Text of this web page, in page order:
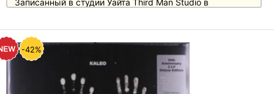
Записанный в студии Уайта Third Man Studio в
нашумевшего альбома 2024 года "No Name". 13 треков
с разным звучанием и настроением, "Frozen Charlotte" -
это интенсивный рок-н-ролльный тур-де-форс, в
котором блюзовые корни никогда не уходят далеко -
идеальный вариант для давних поклонников и в то же
время оставляющий дверь широко открытой для
-42%